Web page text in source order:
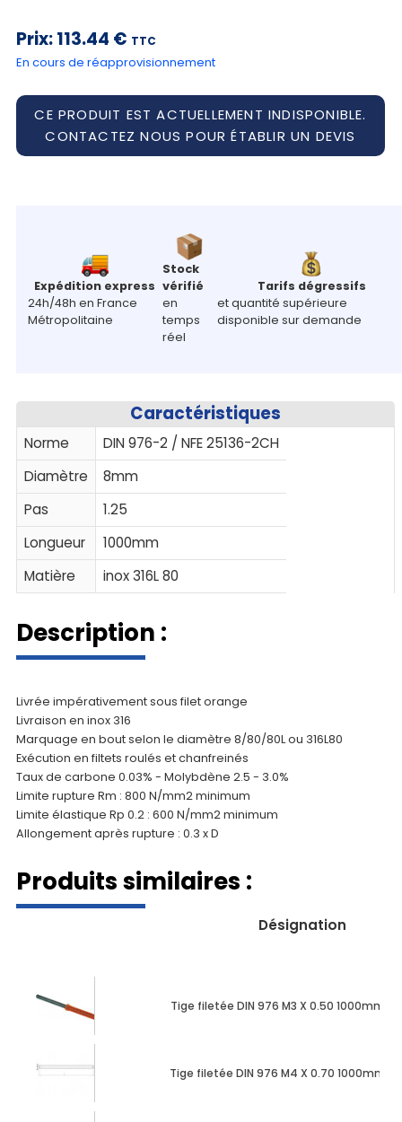
Prix:113.44 € TTC
En cours de réapprovisionnement
CE PRODUIT EST ACTUELLEMENT INDISPONIBLE.
CONTACTEZ NOUS POUR ÉTABLIR UN DEVIS
Expédition express
24h/48h en France
Métropolitaine
Stock
vérifié
en
temps
réel
Tarifs dégressifs
et quantité supérieure
disponible sur demande
Caractéristiques
Norme
DIN 976-2 / NFE 25136-2CH
Diamètre
8mm
Pas
1.25
Longueur
1000mm
Matière
inox 316L 80
Description :
Livrée impérativement sous filet orange
Livraison en inox 316
Marquage en bout selon le diamètre 8/80/80L ou 316L80
Exécution en filtets roulés et chanfreinés
Taux de carbone 0.03% - Molybdène 2.5 - 3.0%
Limite rupture Rm : 800 N/mm2 minimum
Limite élastique Rp 0.2 : 600 N/mm2 minimum
Allongement après rupture : 0.3 x D
Produits similaires :
Désignation
Tige filetée DIN 976 M3 X 0.50 1000mm
Tige filetée DIN 976 M4 X 0.70 1000mm